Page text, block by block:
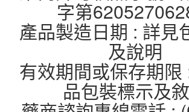
字第
產品製造日期 : 詳見
及說明
有效期間或保存期限
品包裝標示及